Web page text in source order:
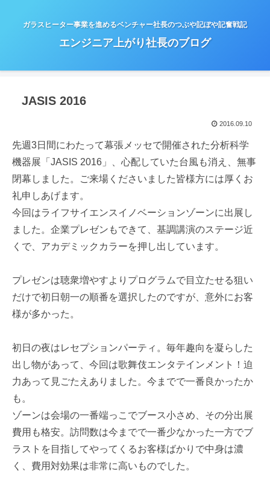
ガラスヒーター事業を進めるベンチャー社長のつぶや記ぼや記奮戦記
エンジニア上がり社長のブログ
JASIS 2016
2016.09.10
先週3日間にわたって幕張メッセで開催された分析科学
機器展「JASIS 2016」、心配していた台風も消え、無事
閉幕しました。ご来場くださいました皆様方には厚くお
礼申しあげます。
今回はライフサイエンスイノベーションゾーンに出展し
ました。企業プレゼンもできて、基調講演のステージ近
くで、アカデミックカラーを押し出しています。
プレゼンは聴衆増やすよりプログラムで目立たせる狙い
だけで初日朝一の順番を選択したのですが、意外にお客
様が多かった。
初日の夜はレセプションパーティ。毎年趣向を凝らした
出し物があって、今回は歌舞伎エンタテインメント！迫
力あって見ごたえありました。今までで一番良かったか
も。
ゾーンは会場の一番端っこでブース小さめ、その分出展
費用も格安。訪問数は今までで一番少なかった一方でブ
ラストを目指してやってくるお客様ばかりで中身は濃
く、費用対効果は非常に高いものでした。